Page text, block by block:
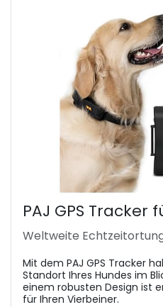
PAJ GPS Tracker
Weltweite
Mit dem PAJ GPS Tracker
Standort Ihres Hundes im
einem robusten Design ist
für Ihren Vierbeiner.